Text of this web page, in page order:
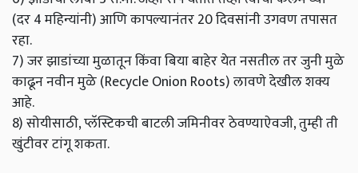
रहा.
7) जर झाडांच्या मुळातून किंवा बिया बाहेर येत नसतील तर जुनी मुळे
काढून नवीन मुळे (Recycle Onion Roots) लावणे देखील शक्य
आहे.
8) सोयीसाठी, प्लॅस्टिकची बाटली जमिनीवर ठेवण्याऐवजी, तुम्ही ती
खुंटीवर टांगू शकता.